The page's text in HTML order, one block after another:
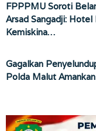
FPPPMU Soroti
Arsad Sangadji: Hotel
Kemiskina…
Gagalkan
Polda Malut